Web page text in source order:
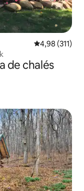
4,98 de uma
4,98 (311)
de chalés